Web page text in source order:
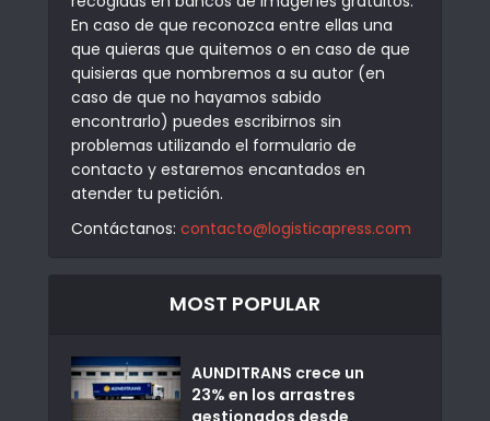
En caso de que reconozca entre ellas una
que quieras que quitemos o en caso de que
quisieras que nombremos a su autor (en
caso de que no hayamos sabido
encontrarlo) puedes escribirnos sin
problemas utilizando el formulario de
contacto y estaremos encantados en
atender tu petición.
Contáctanos: contacto@logisticapress.com
MOST POPULAR
AUNDITRANS crece un
23% en los arrastres